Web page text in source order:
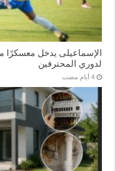
الإسماعیلی یدخل معسكرًا
لدوري المحترفين
‏4 أيام مضت